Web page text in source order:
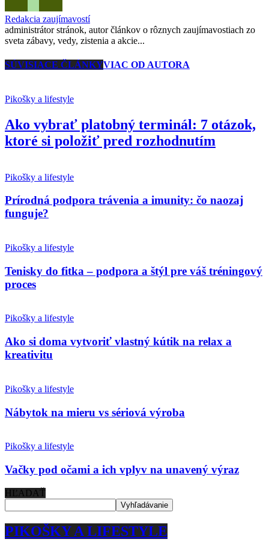
Redakcia zaujímavostí
administrátor stránok, autor článkov o rôznych zaujímavostiach zo
sveta zábavy, vedy, zistenia a akcie...
SÚVISIACE ČLÁNKYVIAC OD AUTORA
Pikošky a lifestyle
Ako vybrať platobný terminál: 7 otázok,
ktoré si položiť pred rozhodnutím
Pikošky a lifestyle
Prírodná podpora trávenia a imunity: čo naozaj
funguje?
Pikošky a lifestyle
Tenisky do fitka – podpora a štýl pre váš tréningový
proces
Pikošky a lifestyle
Ako si doma vytvoriť vlastný kútik na relax a
kreativitu
Pikošky a lifestyle
Nábytok na mieru vs sériová výroba
Pikošky a lifestyle
Vačky pod očami a ich vplyv na unavený výraz
HĽADAŤ
PIKOŠKY A LIFESTYLE